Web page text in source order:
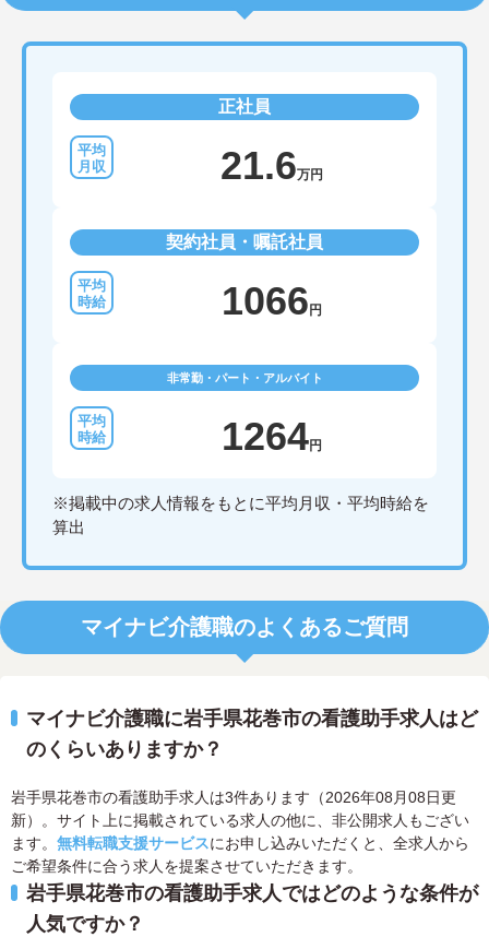
正社員
21.6万円
契約社員・嘱託社員
1066 円
非常勤・パート・アルバイト
1264円
※掲載中の求人情報をもとに平均月収・平均時給を
算出
マイナビ介護職のよくあるご質問
マイナビ介護職に岩手県花巻市の看護助手求人はど
のくらいありますか？
岩手県花巻市の看護助手求人は3件あります（2026年08月08日更
新）。サイト上に掲載されている求人の他に、非公開求人もござい
ます。 無料転職支援サービスにお申し込みいただくと、全求人から
ご希望条件に合う求人を提案させていただきます。
岩手県花巻市の看護助手求人ではどのような条件が
人気ですか？